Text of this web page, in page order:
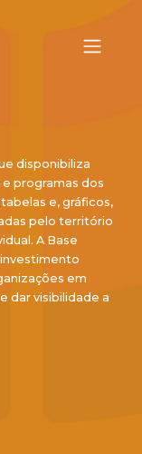
disponibiliza
programas dos
e, gráficos,
pelo território
A Base
em
dar visibilidade a